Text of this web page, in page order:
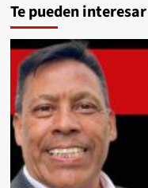
Te pueden interesar